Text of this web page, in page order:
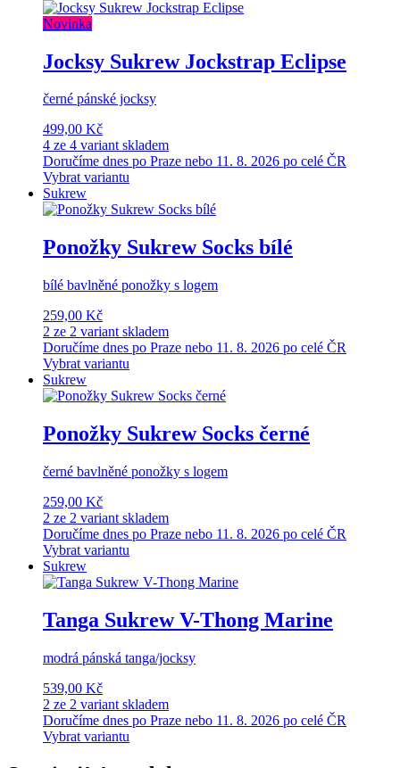
Novinka
Jocksy Sukrew Jockstrap Eclipse
černé pánské jocksy
499,00 Kč
4 ze 4 variant skladem
Doručíme dnes po Praze nebo 11. 8. 2026 po celé ČR
Vybrat variantu
Sukrew
Ponožky Sukrew Socks bílé
bílé bavlněné ponožky s logem
259,00 Kč
2 ze 2 variant skladem
Doručíme dnes po Praze nebo 11. 8. 2026 po celé ČR
Vybrat variantu
Sukrew
Ponožky Sukrew Socks černé
černé bavlněné ponožky s logem
259,00 Kč
2 ze 2 variant skladem
Doručíme dnes po Praze nebo 11. 8. 2026 po celé ČR
Vybrat variantu
Sukrew
Tanga Sukrew V-Thong Marine
modrá pánská tanga/jocksy
539,00 Kč
2 ze 2 variant skladem
Doručíme dnes po Praze nebo 11. 8. 2026 po celé ČR
Vybrat variantu